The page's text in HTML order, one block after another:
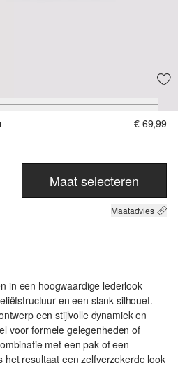
€ 69,99
Maat selecteren
Maatadvies
in een hoogwaardige lederlook
en een slank silhouet.
een stijlvolle dynamiek en
voor formele gelegenheden of
met een pak of een
het resultaat een zelfverzekerde look